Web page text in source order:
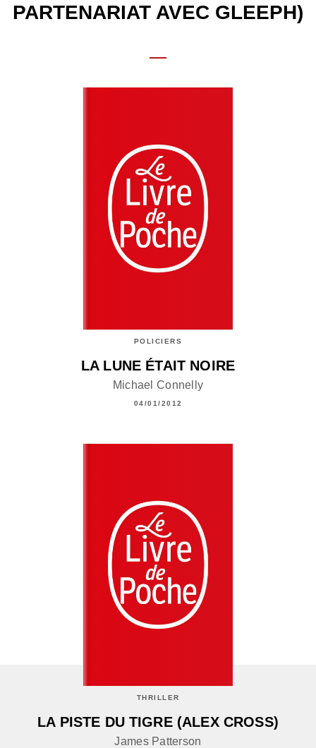
PARTENARIAT AVEC GLEEPH)
POLICIERS
LA LUNE ÉTAIT NOIRE
Michael Connelly
04/01/2012
THRILLER
LA PISTE DU TIGRE (ALEX CROSS)
James Patterson